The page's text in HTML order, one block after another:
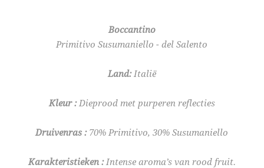
Boccantino
Primitivo Susumaniello - del Salento
Land:Italië
Kleur :Dieprood met purperen reflecties
Druivenras :70% Primitivo, 30% Susumaniello
Karakteristieken:Intense aroma’s van rood fruit.